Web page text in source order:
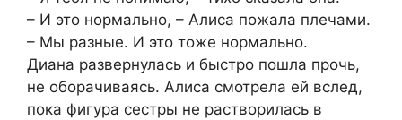
– И это нормально, – Алиса пожала плечами.
– Мы разные. И это тоже нормально.
Диана развернулась и быстро пошла прочь,
не оборачиваясь. Алиса смотрела ей вслед,
пока фигура сестры не растворилась в